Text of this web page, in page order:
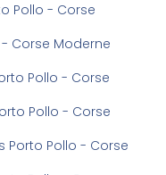
Pollo - Corse
Corse Moderne
Pollo - Corse
Pollo - Corse
Porto Pollo - Corse